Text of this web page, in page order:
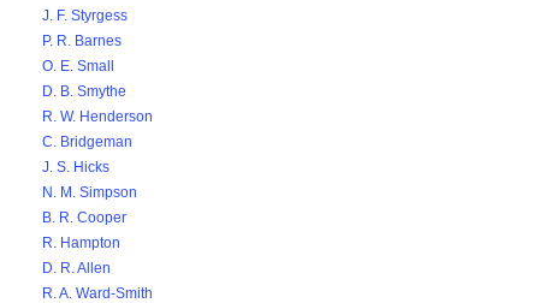
J. F. Styrgess
P. R. Barnes
O. E. Small
D. B. Smythe
R. W. Henderson
C. Bridgeman
J. S. Hicks
N. M. Simpson
B. R. Cooper
R. Hampton
D. R. Allen
R. A. Ward-Smith